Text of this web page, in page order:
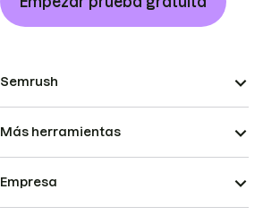
Semrush
Más herramientas
Empresa